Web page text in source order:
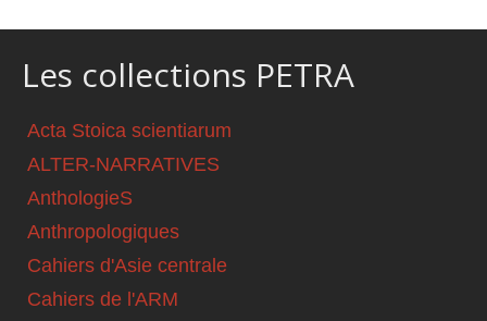
Les collections PETRA
Acta Stoica scientiarum
ALTER-NARRATIVES
AnthologieS
Anthropologiques
Cahiers d'Asie centrale
Cahiers de l'ARM